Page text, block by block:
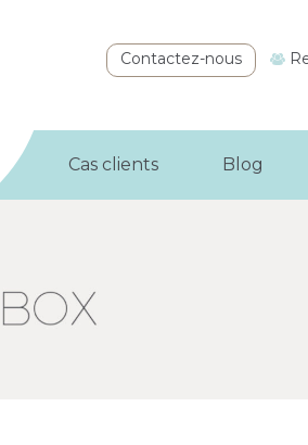
Contactez-nous
Cas clients Blog